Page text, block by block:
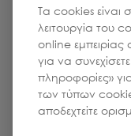
Τα cookies είναι
λειτουργία του
online
για να
πληροφορίες»
των τύπων
αποδεχτείτε